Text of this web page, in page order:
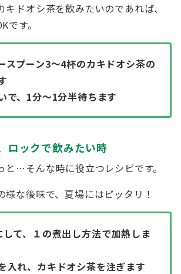
キドオシ茶を飲みたいのであれば、
です。
スプーン3～4杯のカキドオシ茶の
で、1分～1分半待ちます
ロックで飲みたい時
と…そんな時に役立つレシピです。
様な後味で、夏場にはピッタリ！
して、１の煮出し方法で加熱しま
入れ、カキドオシ茶を注ぎます